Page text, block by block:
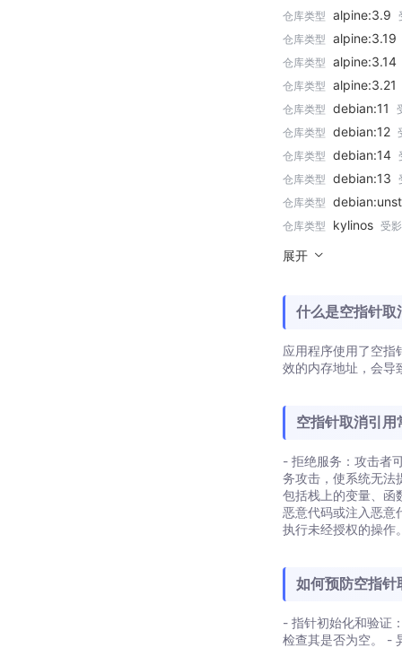
仓库类型 alpine:3.9
仓库类型 alpine:3.19
仓库类型 alpine:3.14
仓库类型 alpine:3.21
仓库类型 debian:11
仓库类型 debian:12
仓库类型 debian:14
仓库类型 debian:13
仓库类型
仓库类型 kylinos 受
展开
什么是空指针取
应用程序使用了空指
效的内存地址，会导
空指针取消引
- 拒绝服务：攻击者
务攻击，使系统无法
包括栈上的变量、函
恶意代码或注入恶意
执行未经授权的操作
如何预防空指针
- 指针初始化和验证
检查其是否为空。 -